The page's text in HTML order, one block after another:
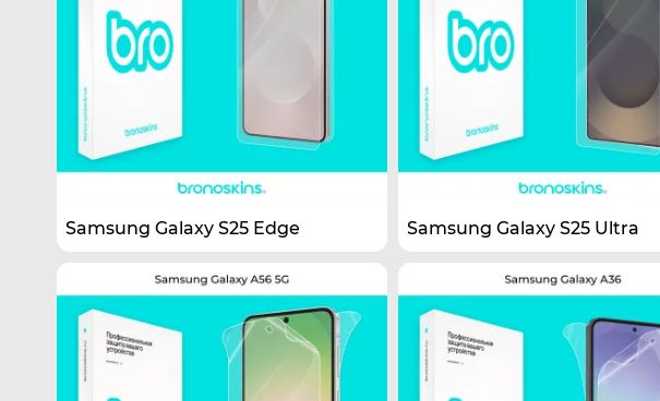
Samsung Galaxy S25 Edge Samsung Galaxy S25 Ultra